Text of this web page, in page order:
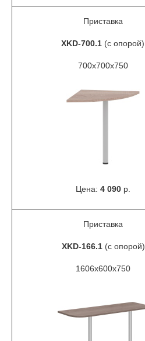
Приставка
XKD-700.1 (с опорой)
700x700x750
Цена: 4 090 р.
Приставка
XKD-166.1(с опорой)
1606x600x750